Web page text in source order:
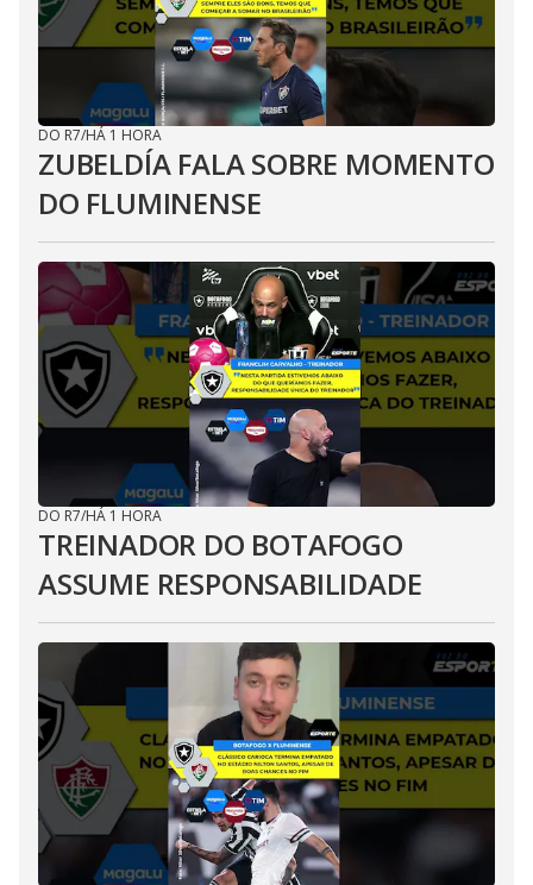
DO R7/HÁ 1 HORA
ZUBELDÍA FALA SOBRE MOMENTO
DO FLUMINENSE
DO R7/HÁ 1 HORA
TREINADOR DO BOTAFOGO
ASSUME RESPONSABILIDADE